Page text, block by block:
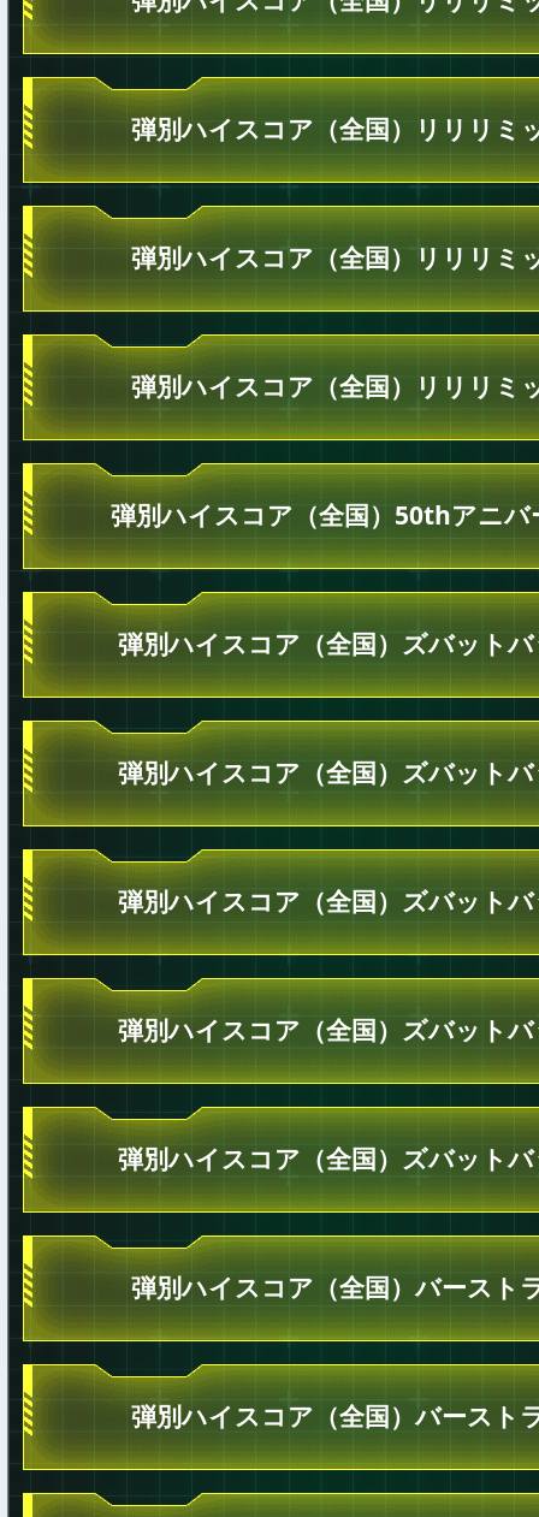
弾別ハイスコア（全国）リリリミ
弾別ハイスコア（全国）リリリミ
弾別ハイスコア（全国）リリリミ
弾別ハイスコア（全国）50thアニバ
弾別ハイスコア（全国）ズバット
弾別ハイスコア（全国）ズバット
弾別ハイスコア（全国）ズバット
弾別ハイスコア（全国）ズバット
弾別ハイスコア（全国）ズバット
弾別ハイスコア（全国）バースト
弾別ハイスコア（全国）バースト